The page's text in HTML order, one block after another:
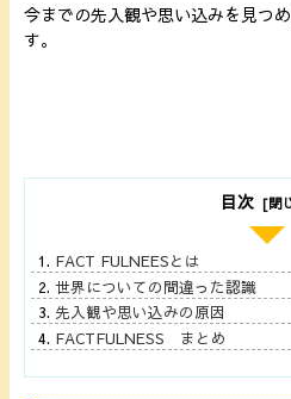
今までの先入観や思い込みを見つ
す。
目次
FACT FULNEESとは
世界についての間違った認識
先入観や思い込みの原因
FACTFULNESS まとめ